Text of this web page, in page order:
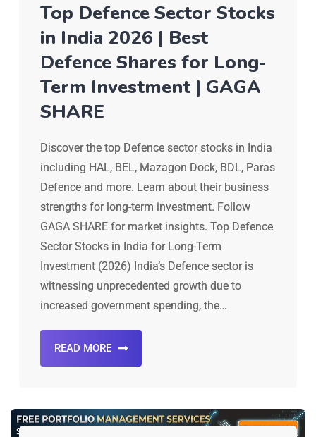
Top Defence Sector Stocks
in India 2026 | Best
Defence Shares for Long-
Term Investment | GAGA
SHARE
Discover the top Defence sector stocks in India
including HAL, BEL, Mazagon Dock, BDL, Paras
Defence and more. Learn about their business
strengths for long-term investment. Follow
GAGA SHARE for market insights. Top Defence
Sector Stocks in India for Long-Term
Investment (2026) India’s Defence sector is
witnessing unprecedented growth due to
increased government spending, the…
READ MORE